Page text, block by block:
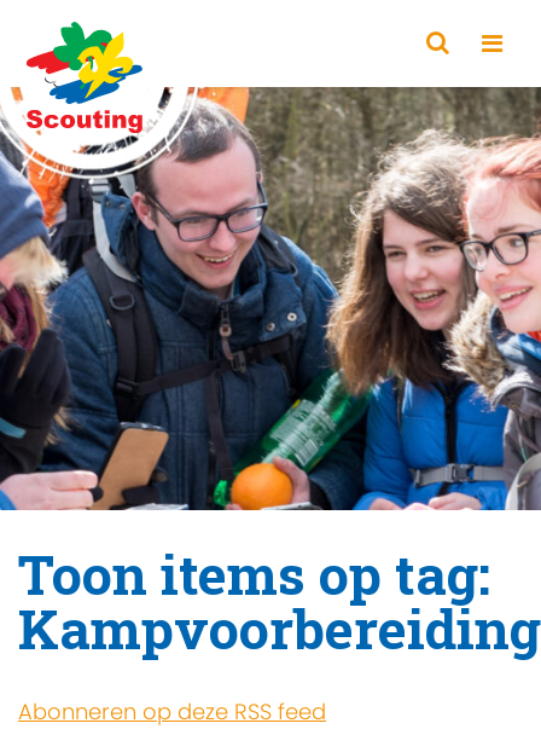
Toon items op tag:
Kampvoorbereiding
Abonneren op deze RSS feed